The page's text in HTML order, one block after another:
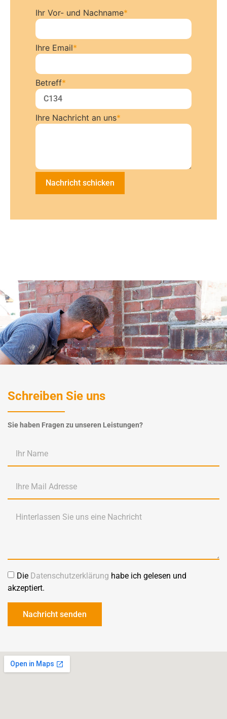
Ihr Vor- und Nachname*
Ihre Email*
Betreff*
Ihre Nachricht an uns*
Nachricht schicken
Schreiben Sie uns
Sie haben Fragen zu unseren Leistungen?
Die Datenschutzerklärung habe ich gelesen und
akzeptiert.
Nachricht senden